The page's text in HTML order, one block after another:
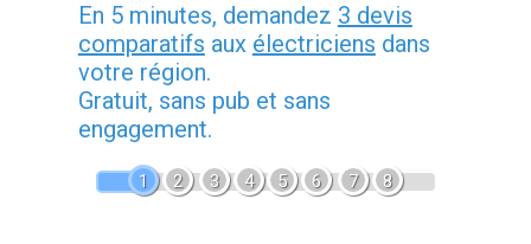
En 5 minutes, demandez 3 devis
comparatifs aux électriciens dans
votre région.
Gratuit, sans pub et sans
engagement.
1 2 3 4 5 6 7 8